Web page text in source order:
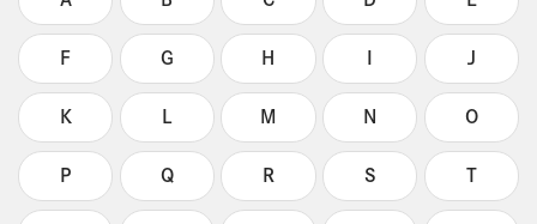
F G H J
K L M N O
P Q R S T